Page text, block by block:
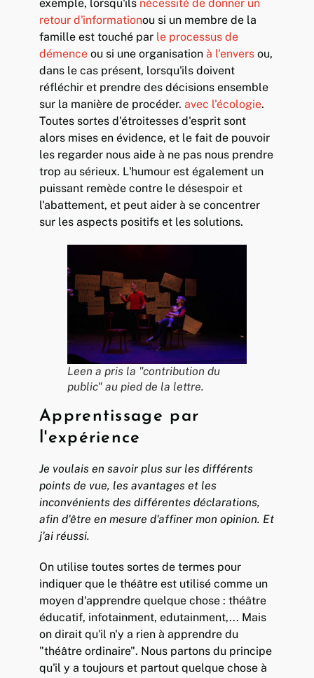
exemple, lorsqu'ils nécessité de donner un
retour d'informationou si un membre de la
famille est touché par le processus de
démenceou si une organisationà l'enversou,
dans le cas présent, lorsqu'ils doivent
réfléchir et prendre des décisions ensemble
sur la manière de procéder.avec l'écologie.
Toutes sortes d'étroitesses d'esprit sont
alors mises en évidence, et le fait de pouvoir
les regarder nous aide à ne pas nous prendre
trop au sérieux. L'humour est également un
puissant remède contre le désespoir et
l'abattement, et peut aider à se concentrer
sur les aspects positifs et les solutions.
Leen a pris la "contribution du
public" au pied de la lettre.
Apprentissage par
l'expérience
Je voulais en savoir plus sur les différents
points de vue, les avantages et les
inconvénients des différentes déclarations,
afin d'être en mesure d'affiner mon opinion. Et
j'ai réussi.
On utilise toutes sortes de termes pour
indiquer que le théâtre est utilisé comme un
moyen d'apprendre quelque chose : théâtre
éducatif, infotainment, edutainment,... Mais
on dirait qu'il n'y a rien à apprendre du
"théâtre ordinaire". Nous partons du principe
qu'il y a toujours et partout quelque chose à